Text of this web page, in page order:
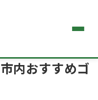
内おすすめゴ